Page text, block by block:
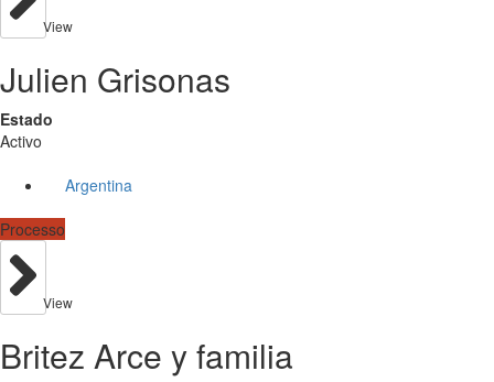
View
Julien Grisonas
Estado
Activo
Argentina
Processo
View
Britez Arce y familia